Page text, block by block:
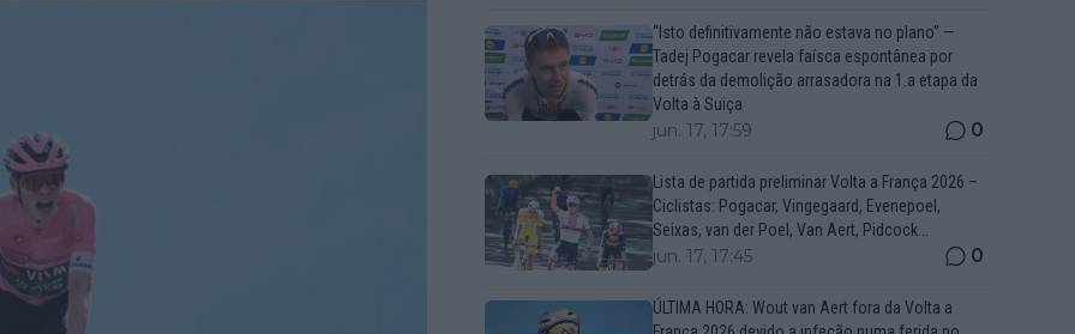
“Isto definitivamente não estava no plano” —
Tadej Pogacar revela faísca espontânea por
detrás da demolição arrasadora na 1.a etapa da
Volta à Suiça
jun. 17, 17:59 0
Lista de partida preliminar Volta a França 2026 –
Ciclistas: Pogacar, Vingegaard, Evenepoel,
Seixas, van der Poel, Van Aert, Pidcock...
jun. 17, 17:45 0
ÚLTIMA HORA: Wout van Aert fora da Volta a